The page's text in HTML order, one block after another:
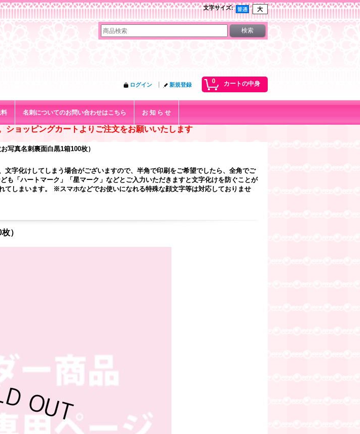
文字サイズ:
0 カートの中身
ログイン 新規登録
料 名刺についてのお問い合わせはこちら お 知 ら せ
ョッピングカートよりご注文をお願いいたします
写真名刺裏面白黒1箱100枚）
字化けしてしまう場合がございますので、半角で印刷をご希望でしたら、全角でご
も「ハートマーク」「星マーク」などとご入力いただきますと文字化けを防ぐことが
しまいます。 ※スマホなどでお使いになれる特殊な顔文字等は対応しておりませ
）